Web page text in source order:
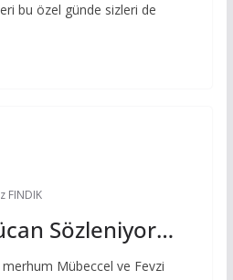
bu özel günde sizleri de
FINDIK
Sözleniyor…
Mübeccel ve Fevzi